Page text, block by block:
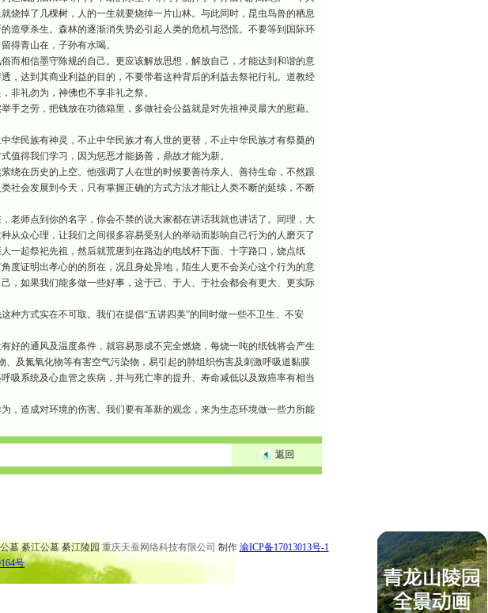
烧掉了几棵树，人的一生就要烧掉一片山林。与此同时，昆虫鸟兽的栖息
造孽杀生。森林的逐渐消失势必引起人类的危机与恐慌。不要等到国际环
得青山在，子孙有水喝。
而相信墨守陈规的自己。更应该解放思想，解放自己，才能达到和谐的意
，达到其商业利益的目的，不要带着这种背后的利益去祭祀行礼。道教经
非礼勿为，神佛也不享非礼之祭。
之劳，把钱放在功德箱里，多做社会公益就是对先祖神灵最大的慰藉。
华民族有神灵，不止中华民族才有人世的更替，不止中华民族才有祭奠的
值得我们学习，因为惩恶才能扬善，鼎故才能为新。
绕在历史的上空。他强调了人在世的时候要善待亲人、善待生命，不然跟
社会发展到今天，只有掌握正确的方式方法才能让人类不断的延续，不断
老师点到你的名字，你会不禁的说大家都在讲话我就也讲话了。同理，大
从众心理，让我们之间很多容易受别人的举动而影响自己行为的人磨灭了
一起祭祀先祖，然后就荒唐到在路边的电线杆下面、十字路口，烧点纸
度证明出孝心的的所在，况且身处异地，陌生人更不会关心这个行为的意
，如果我们能多做一些好事，这于己、于人、于社会都会有更大、更实际
方式实在不可取。我们在提倡“五讲四美”的同时做一些不卫生、不安
好的通风及温度条件，就容易形成不完全燃烧，每烧一吨的纸钱将会产生
、及氮氧化物等有害空气污染物，易引起的肺组织伤害及刺激呼吸道黏膜
吸系统及心血管之疾病，并与死亡率的提升、寿命减低以及致癌率有相当
，造成对环境的伤害。我们要有革新的观念，来为生态环境做一些力所能
返回
墓 綦江公墓 綦江陵园 重庆天蚕网络科技有限公司 制作 渝ICP备17013013号-1
号